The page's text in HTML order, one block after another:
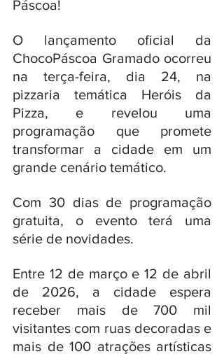
Páscoa!
O lançamento oficial da
ChocoPáscoa Gramado ocorreu
na terça-feira, dia 24, na
pizzaria temática Heróis da
Pizza, e revelou uma
programação que promete
transformar a cidade em um
grande cenário temático.
Com 30 dias de programação
gratuita, o evento terá uma
série de novidades.
Entre 12 de março e 12 de abril
de 2026, a cidade espera
receber mais de 700 mil
visitantes com ruas decoradas e
mais de 100 atrações artísticas